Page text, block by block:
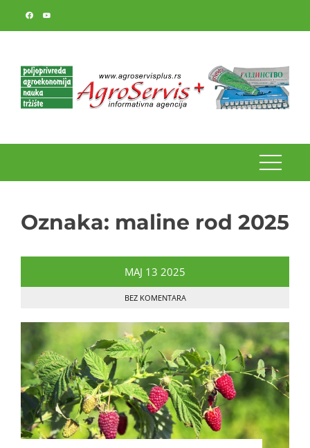
Oznaka: maline rod 2025
MAJ 13 2025
BEZ KOMENTARA